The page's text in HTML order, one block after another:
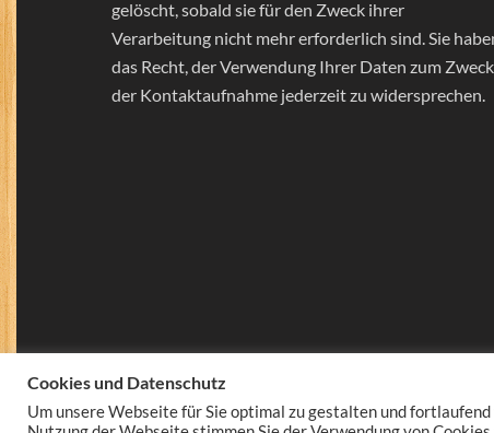
gelöscht, sobald sie für den Zweck ihrer
Verarbeitung nicht mehr erforderlich sind. Sie
das Recht, der Verwendung Ihrer Daten zum Zweck
der Kontaktaufnahme jederzeit zu widersprechen.
Cookies und Datenschutz
Um unsere Webseite für Sie optimal zu gestalten und